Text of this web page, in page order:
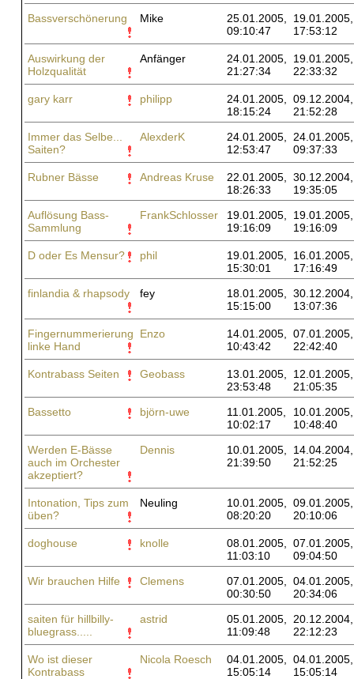
Bassverschönerung
Mike
25.01.2005,
09:10:47
19.01.2005,
17:53:12
Auswirkung der
Holzqualität
Anfänger
24.01.2005,
21:27:34
19.01.2005,
22:33:32
gary karr philipp
24.01.2005,
18:15:24
09.12.2004,
21:52:28
Immer das Selbe...
Saiten?
AlexderK
24.01.2005,
12:53:47
24.01.2005,
09:37:33
Rubner Bässe Andreas Kruse
22.01.2005,
18:26:33
30.12.2004,
19:35:05
Auflösung Bass-
Sammlung
FrankSchlosser
19.01.2005,
19:16:09
19.01.2005,
19:16:09
D oder Es Mensur? phil
19.01.2005,
15:30:01
16.01.2005,
17:16:49
finlandia & rhapsody
fey
18.01.2005,
15:15:00
30.12.2004,
13:07:36
Fingernummerierung
linke Hand
Enzo
14.01.2005,
10:43:42
07.01.2005,
22:42:40
Kontrabass Seiten Geobass
13.01.2005,
23:53:48
12.01.2005,
21:05:35
Bassetto
björn-uwe
11.01.2005,
10:02:17
10.01.2005,
10:48:40
Werden E-Bässe
auch im Orchester
akzeptiert?
Dennis
10.01.2005,
21:39:50
14.04.2004,
21:52:25
Intonation, Tips zum
üben?
Neuling
10.01.2005,
08:20:20
09.01.2005,
20:10:06
doghouse knolle
08.01.2005,
11:03:10
07.01.2005,
09:04:50
Wir brauchen Hilfe
Clemens
07.01.2005,
00:30:50
04.01.2005,
20:34:06
saiten für hillbilly-
bluegrass.....
astrid
05.01.2005,
11:09:48
20.12.2004,
22:12:23
Wo ist dieser
Kontrabass
Nicola Roesch
04.01.2005,
15:05:14
04.01.2005,
15:05:14